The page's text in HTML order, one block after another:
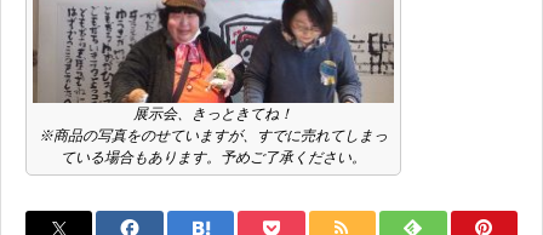
展示会、きっときてね！
※商品の写真をのせていますが、すでに売れてしまっ
ている場合もあります。予めご了承ください。